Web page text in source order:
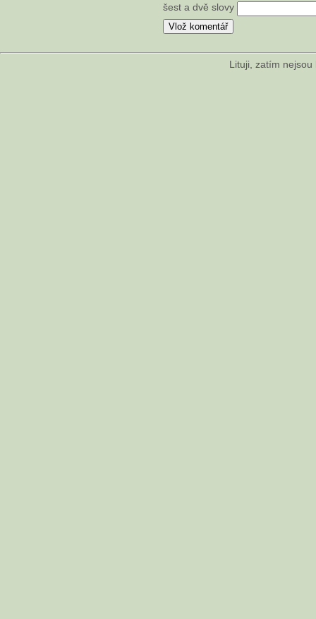
šest a dvě slovy
Lituji, zatím